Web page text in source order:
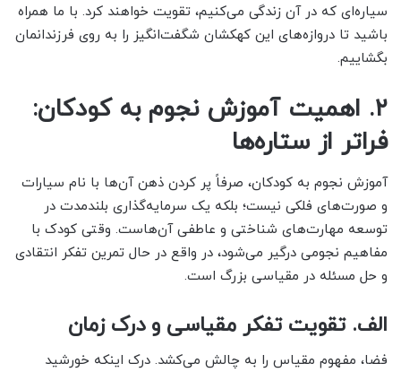
سیاره‌ای که در آن زندگی می‌کنیم، تقویت خواهند کرد. با ما همراه
باشید تا دروازه‌های این کهکشان شگفت‌انگیز را به روی فرزندانمان
بگشاییم.
۲. اهمیت آموزش نجوم به کودکان:
فراتر از ستاره‌ها
آموزش نجوم به کودکان، صرفاً پر کردن ذهن آن‌ها با نام سیارات
و صورت‌های فلکی نیست؛ بلکه یک سرمایه‌گذاری بلندمدت در
توسعه مهارت‌های شناختی و عاطفی آن‌هاست. وقتی کودک با
مفاهیم نجومی درگیر می‌شود، در واقع در حال تمرین تفکر انتقادی
و حل مسئله در مقیاسی بزرگ است.
الف. تقویت تفکر مقیاسی و درک زمان
فضا، مفهوم مقیاس را به چالش می‌کشد. درک اینکه خورشید